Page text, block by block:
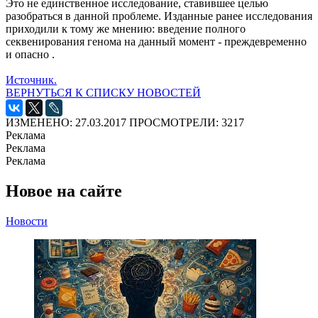
Это не единственное исследование, ставившее целью
разобраться в данной проблеме. Изданные ранее исследования
приходили к тому же мнению: введение полного
секвенирования генома на данный момент - преждевременно
и опасно .
Источник.
ВЕРНУТЬСЯ К СПИСКУ НОВОСТЕЙ
ИЗМЕНЕНО: 27.03.2017 ПРОСМОТРЕЛИ: 3217
Реклама
Реклама
Реклама
Новое на сайте
Новости